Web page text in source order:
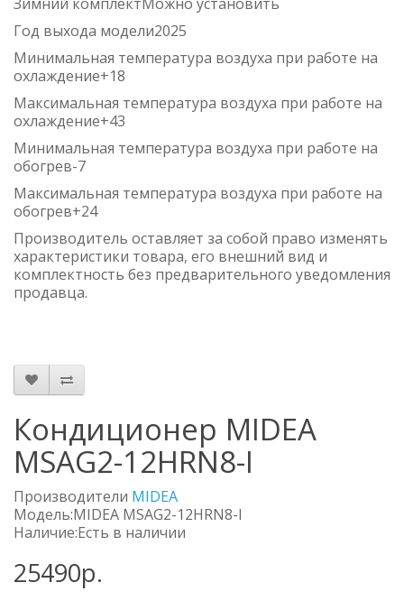
Зимний комплектМожно установить
Год выхода модели2025
Минимальная температура воздуха при работе на
охлаждение+18
Максимальная температура воздуха при работе на
охлаждение+43
Минимальная температура воздуха при работе на
обогрев-7
Максимальная температура воздуха при работе на
обогрев+24
Производитель оставляет за собой право изменять
характеристики товара, его внешний вид и
комплектность без предварительного уведомления
продавца.
Кондиционер MIDEA
MSAG2-12HRN8-I
Производители MIDEA
Модель:MIDEA MSAG2-12HRN8-I
Наличие:Есть в наличии
25490р.